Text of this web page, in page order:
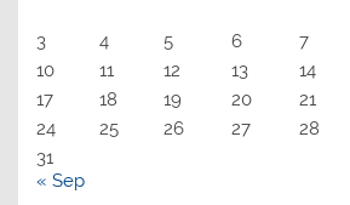
3
4 5 6 7
10
11 12 13 14
17
18 19 20 21
24
25 26 27 28
31
« Sep